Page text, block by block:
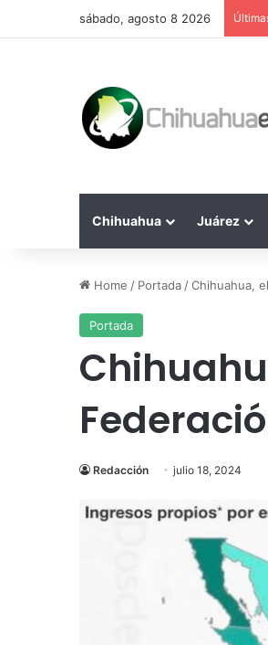
sábado, agosto 8 2026
Chihuahua Juárez
Home / Portada /Chihuahua,
Portada
Redacción julio 18, 2024